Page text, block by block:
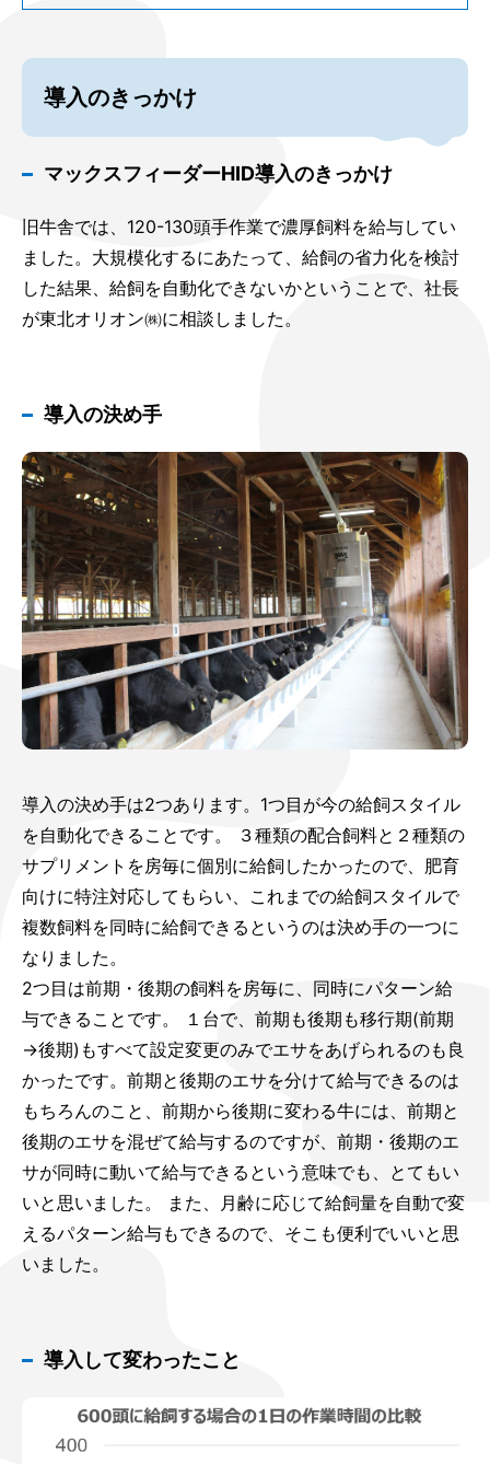
導入のきっかけ
マックスフィーダーHID導入のきっかけ
旧牛舎では、120-130頭手作業で濃厚飼料を給与してい
ました。大規模化するにあたって、給飼の省力化を検討
した結果、給飼を自動化できないかということで、社長
が東北オリオン㈱に相談しました。
導入の決め手
導入の決め手は2つあります。1つ目が今の給飼スタイル
を自動化できることです。 ３種類の配合飼料と２種類の
サプリメントを房毎に個別に給飼したかったので、肥育
向けに特注対応してもらい、これまでの給飼スタイルで
複数飼料を同時に給飼できるというのは決め手の一つに
なりました。
2つ目は前期・後期の飼料を房毎に、同時にパターン給
与できることです。 １台で、前期も後期も移行期(前期
→後期)もすべて設定変更のみでエサをあげられるのも良
かったです。前期と後期のエサを分けて給与できるのは
もちろんのこと、前期から後期に変わる牛には、前期と
後期のエサを混ぜて給与するのですが、前期・後期のエ
サが同時に動いて給与できるという意味でも、とてもい
いと思いました。 また、月齢に応じて給飼量を自動で変
えるパターン給与もできるので、そこも便利でいいと思
いました。
導入して変わったこと